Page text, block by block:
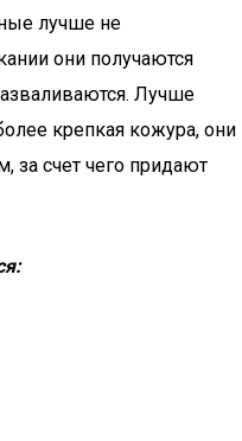
лучше не
они получаются
Лучше
крепкая кожура, они
за счет чего придают